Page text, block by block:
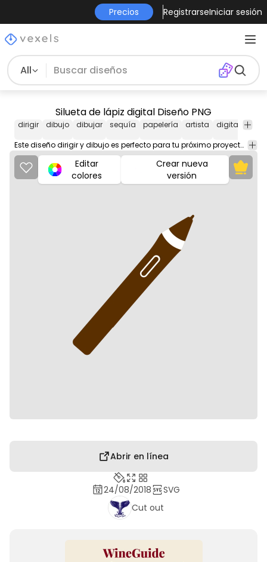
Precios RegistrarseIniciar sesión
All
Silueta de lápiz digital Diseño PNG
dirigir dibujo dibujar sequía papelería artista digital
lápiz
Este diseño dirigir y dibujo es perfecto para tu próximo proyecto. Úsalo en productos de merchandising, sitios web, redes sociales y más. ¡Te encantará!
Editar
colores
Crear nueva
versión
Abrir en línea
24/08/2018
SVG
Cut out